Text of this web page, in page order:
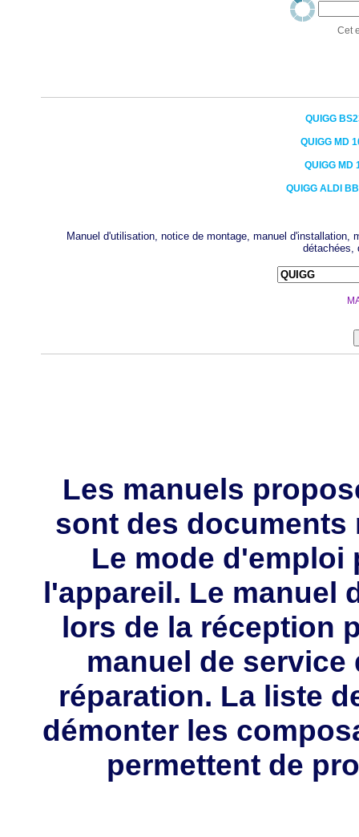
Cet
QUIGG
QUIGG MD
QUIGG MD
QUIGG ALDI
Manuel d'utilisation, notice de montage, manuel
détachées,
Les manuels
sont des documents
Le mode d'emploi
l'appareil. Le manuel
lors de la réception
manuel de
réparation. La liste
démonter les
permettent de